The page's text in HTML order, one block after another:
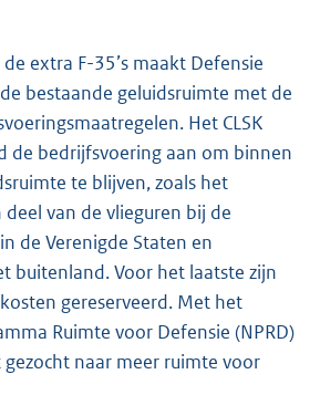
extra F-35’s maakt Defensie
bestaande geluidsruimte met de
Het CLSK
de bedrijfsvoering aan om binnen
te blijven, zoals het
van de vlieguren bij de
de Verenigde Staten en
buitenland. Voor het laatste zijn
gereserveerd. Met het
Ruimte voor Defensie (NPRD)
naar meer ruimte voor